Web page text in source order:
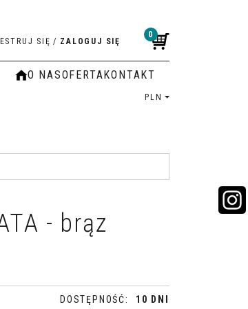
0
SIĘ / ZALOGUJ SIĘ
O NASOFERTAKONTAKT
PLN
- brąz
DOSTĘPNOŚĆ: 10 DNI